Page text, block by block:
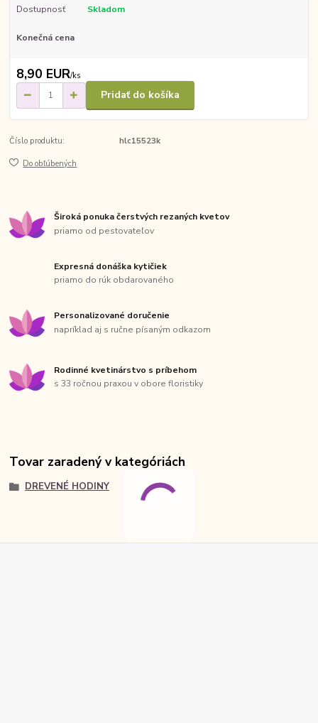
Dostupnosť Skladom
Konečná cena
8,90 EUR/ks
Pridať do košíka
Číslo produktu: hlc15523k
Do obľúbených
Široká ponuka čerstvých rezaných kvetov
priamo od pestovateľov
Expresná donáška kytičiek
priamo do rúk obdarovaného
Personalizované doručenie
napríklad aj s ručne písaným odkazom
Rodinné kvetinárstvo s príbehom
s 33 ročnou praxou v obore floristiky
Tovar zaradený v kategóriách
DREVENÉ HODINY